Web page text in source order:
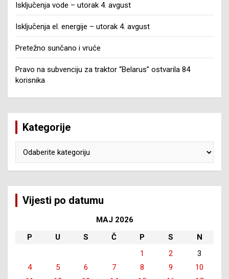
Isključenja vode – utorak 4. avgust
Isključenja el. energije – utorak 4. avgust
Pretežno sunčano i vruće
Pravo na subvenciju za traktor “Belarus” ostvarila 84
korisnika
Kategorije
Vijesti po datumu
MAJ 2026
P
U S Č P S
N
1
2
3
4
5 6 7 8 9
10